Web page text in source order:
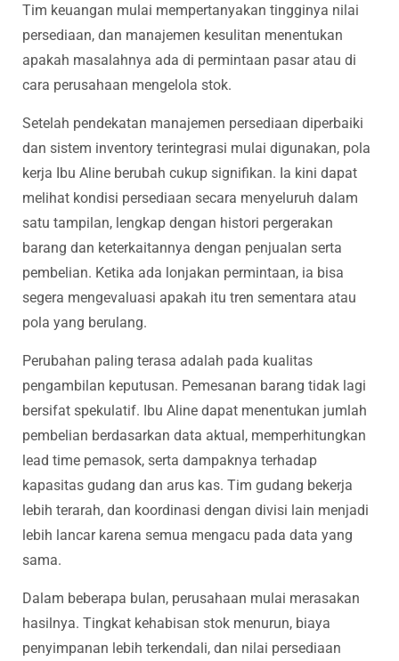
Tim keuangan mulai mempertanyakan tingginya nilai
persediaan, dan manajemen kesulitan menentukan
apakah masalahnya ada di permintaan pasar atau di
cara perusahaan mengelola stok.
Setelah pendekatan manajemen persediaan diperbaiki
dan sistem inventory terintegrasi mulai digunakan, pola
kerja Ibu Aline berubah cukup signifikan. Ia kini dapat
melihat kondisi persediaan secara menyeluruh dalam
satu tampilan, lengkap dengan histori pergerakan
barang dan keterkaitannya dengan penjualan serta
pembelian. Ketika ada lonjakan permintaan, ia bisa
segera mengevaluasi apakah itu tren sementara atau
pola yang berulang.
Perubahan paling terasa adalah pada kualitas
pengambilan keputusan. Pemesanan barang tidak lagi
bersifat spekulatif. Ibu Aline dapat menentukan jumlah
pembelian berdasarkan data aktual, memperhitungkan
lead time pemasok, serta dampaknya terhadap
kapasitas gudang dan arus kas. Tim gudang bekerja
lebih terarah, dan koordinasi dengan divisi lain menjadi
lebih lancar karena semua mengacu pada data yang
sama.
Dalam beberapa bulan, perusahaan mulai merasakan
hasilnya. Tingkat kehabisan stok menurun, biaya
penyimpanan lebih terkendali, dan nilai persediaan